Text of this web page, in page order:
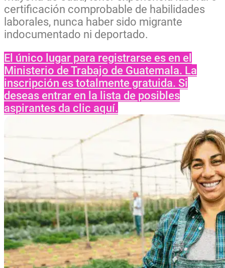
certificación comprobable de habilidades
laborales, nunca haber sido migrante
indocumentado ni deportado.
El único lugar para registrarse es en el
Ministerio de Trabajo de Guatemala. La
inscripción es totalmente gratuida. Si
deseas entrar en la lista de posibles
aspirantes da clic aquí.